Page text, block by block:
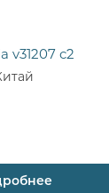
v31207 c2